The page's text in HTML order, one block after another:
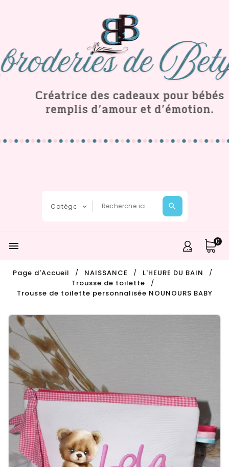
 0
Page d'Accueil NAISSANCE
L'HEURE DU BAIN
Trousse de toilette
Trousse de toilette personnalisée NOUNOURS BABY